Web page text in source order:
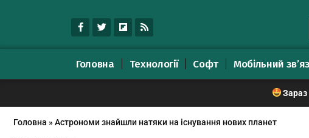
Головна Технології Софт Мобільний
Зараз
Головна »Астрономи знайшли натяки на існування нових планет